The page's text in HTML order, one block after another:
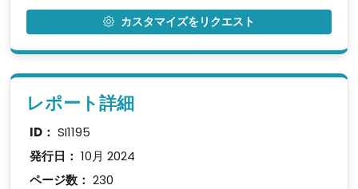
カスタマイズをリクエスト
レポート詳細
ID： SI1195
発行日： 10月 2024
ページ数： 230